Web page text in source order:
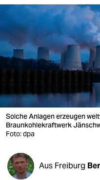
berlin
nord
wahrheit
verlag
veranstaltungen
shop
fragen & hilfe
unterstützen
Solche Anlagen erzeugen
Braunkohlekraftwerk
Foto: dpa
Aus Freiburg